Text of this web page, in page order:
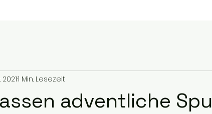
adventliche
20211 Min. Lesezeit